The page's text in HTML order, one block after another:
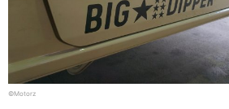
©Motorz